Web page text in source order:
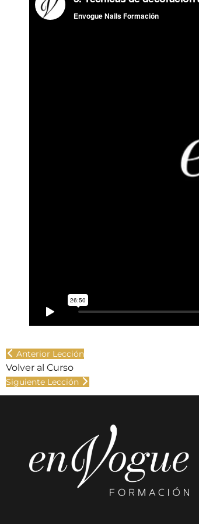
Anterior Lección
Volver al Curso
Siguiente Lección